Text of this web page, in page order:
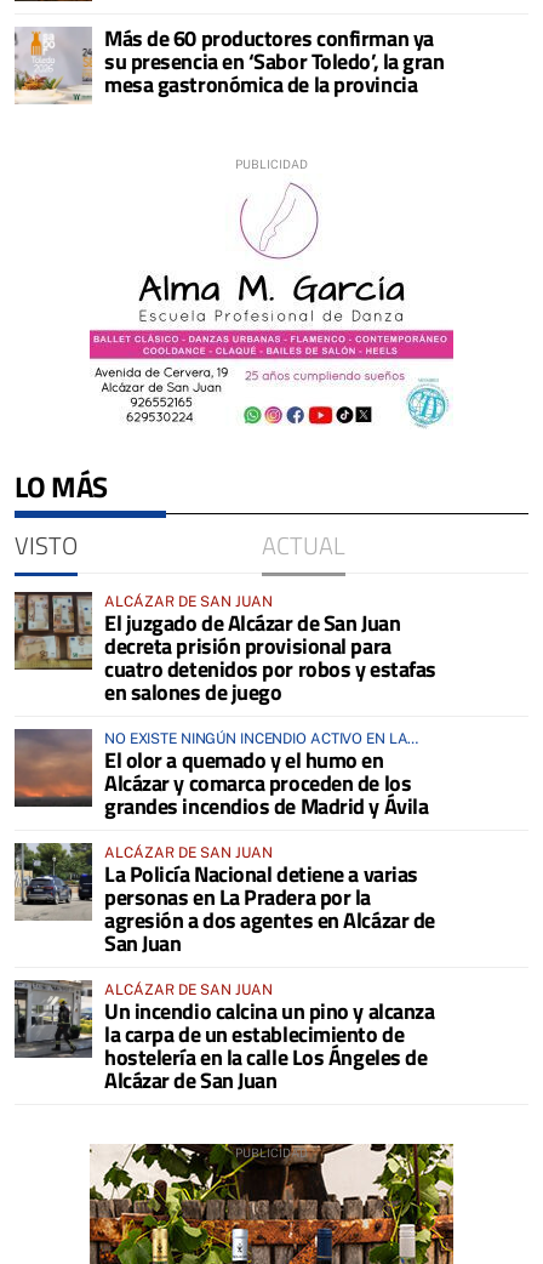
Más de 60 productores confirman ya
su presencia en ‘Sabor Toledo’, la gran
mesa gastronómica de la provincia
LO MÁS
VISTO ACTUAL
ALCÁZAR DE SAN JUAN
El juzgado de Alcázar de San Juan
decreta prisión provisional para
cuatro detenidos por robos y estafas
en salones de juego
NO EXISTE NINGÚN INCENDIO ACTIVO EN LA
COMARCA
El olor a quemado y el humo en
Alcázar y comarca proceden de los
grandes incendios de Madrid y Ávila
ALCÁZAR DE SAN JUAN
La Policía Nacional detiene a varias
personas en La Pradera por la
agresión a dos agentes en Alcázar de
San Juan
ALCÁZAR DE SAN JUAN
Un incendio calcina un pino y alcanza
la carpa de un establecimiento de
hostelería en la calle Los Ángeles de
Alcázar de San Juan